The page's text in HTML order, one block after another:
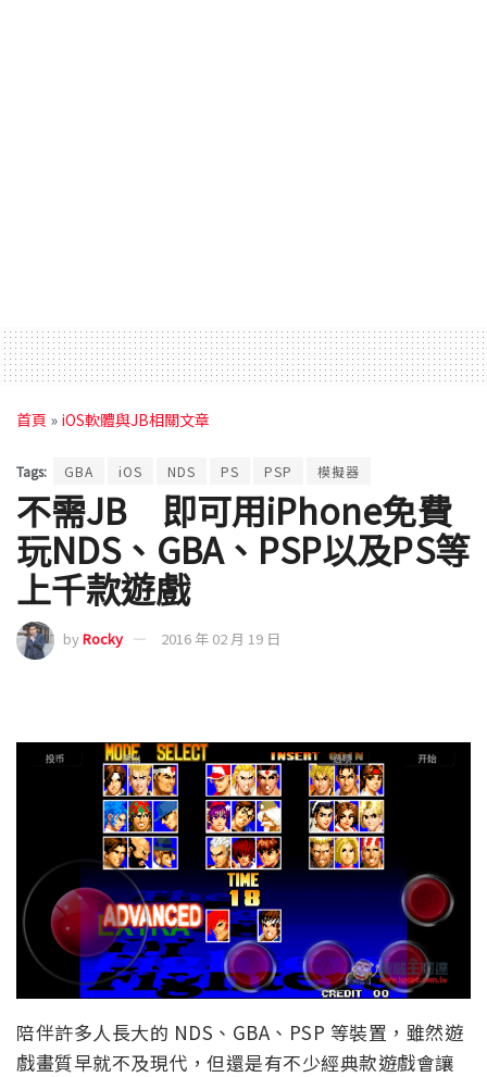
首頁 » iOS軟體與JB相關文章
Tags: GBA iOS NDS PS PSP 模擬器
不需JB 即可用iPhone免費
玩NDS、GBA、PSP以及PS等
上千款遊戲
byRocky 2016 年 02 月 19 日
陪伴許多人長大的 NDS、GBA、PSP 等裝置，雖然遊
戲畫質早就不及現代，但還是有不少經典款遊戲會讓